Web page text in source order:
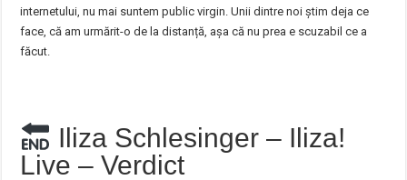
internetului, nu mai suntem public virgin. Unii dintre noi știm deja ce
face, că am urmărit-o de la distanță, așa că nu prea e scuzabil ce a
făcut.
Iliza Schlesinger – Iliza!
Live – Verdict